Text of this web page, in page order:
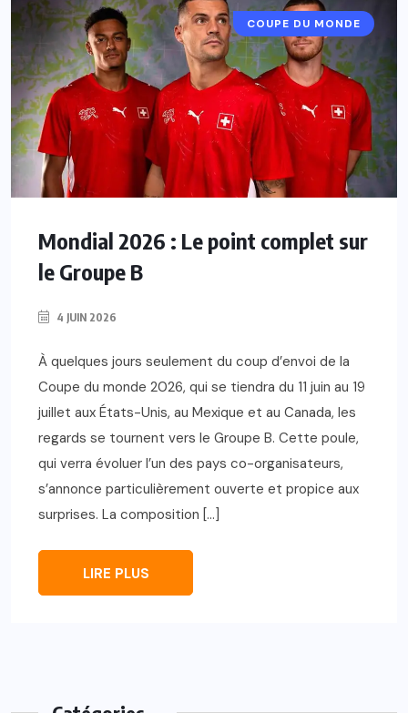
COUPE DU MONDE
Mondial 2026 : Le point complet sur
le Groupe B
4 JUIN 2026
À quelques jours seulement du coup d’envoi de la
Coupe du monde 2026, qui se tiendra du 11 juin au 19
juillet aux États-Unis, au Mexique et au Canada, les
regards se tournent vers le Groupe B. Cette poule,
qui verra évoluer l’un des pays co-organisateurs,
s’annonce particulièrement ouverte et propice aux
surprises. La composition […]
LIRE PLUS